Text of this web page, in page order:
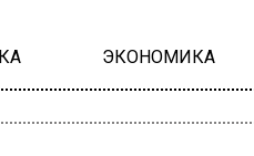
ЭКОНОМИКА